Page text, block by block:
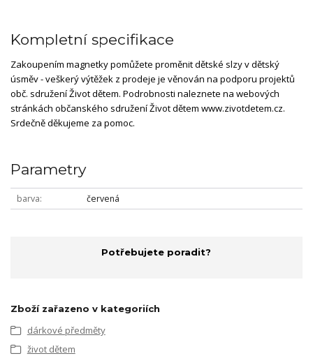
Kompletní specifikace
Zakoupením magnetky pomůžete proměnit dětské slzy v dětský
úsměv - veškerý výtěžek z prodeje je věnován na podporu projektů
obč. sdružení Život dětem. Podrobnosti naleznete na webových
stránkách občanského sdružení Život dětem www.zivotdetem.cz.
Srdečně děkujeme za pomoc.
Parametry
barva červená
Potřebujete poradit?
Zboží zařazeno v kategoriích
dárkové předměty
život dětem